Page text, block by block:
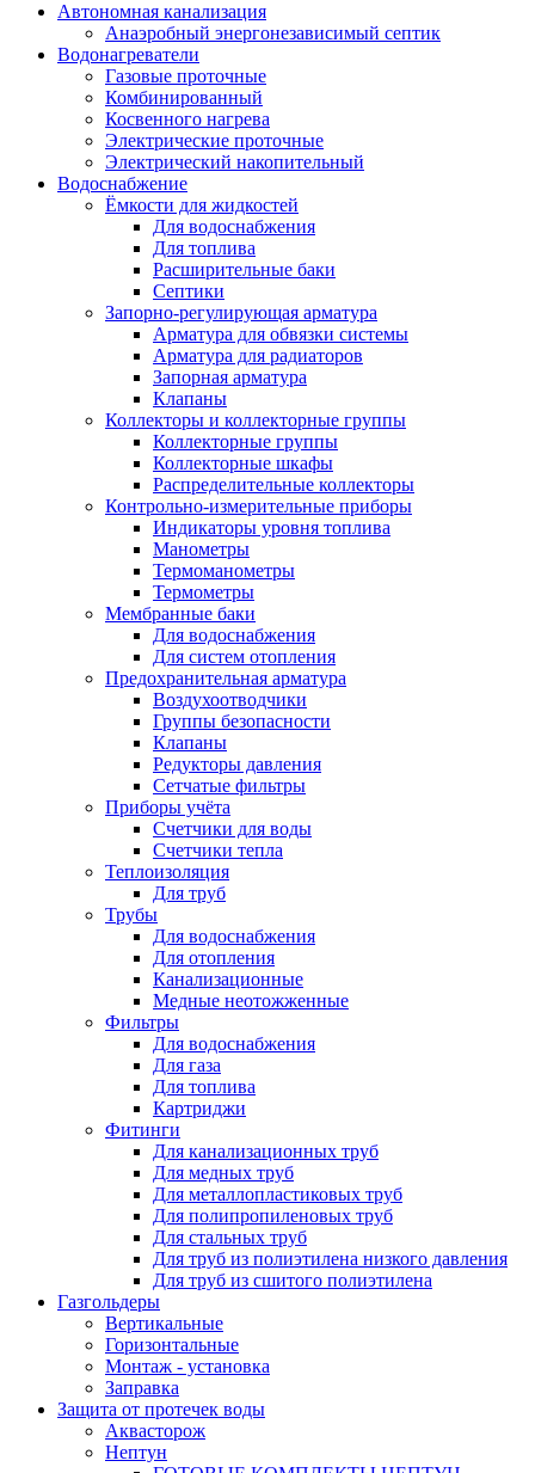
Автономная канализация
Анаэробный энергонезависимый септик
Водонагреватели
Газовые проточные
Комбинированный
Косвенного нагрева
Электрические проточные
Электрический накопительный
Водоснабжение
Ёмкости для жидкостей
Для водоснабжения
Для топлива
Расширительные баки
Септики
Запорно-регулирующая арматура
Арматура для обвязки системы
Арматура для радиаторов
Запорная арматура
Клапаны
Коллекторы и коллекторные группы
Коллекторные группы
Коллекторные шкафы
Распределительные коллекторы
Контрольно-измерительные приборы
Индикаторы уровня топлива
Манометры
Термоманометры
Термометры
Мембранные баки
Для водоснабжения
Для систем отопления
Предохранительная арматура
Воздухоотводчики
Группы безопасности
Клапаны
Редукторы давления
Сетчатые фильтры
Приборы учёта
Счетчики для воды
Счетчики тепла
Теплоизоляция
Для труб
Трубы
Для водоснабжения
Для отопления
Канализационные
Медные неотожженные
Фильтры
Для водоснабжения
Для газа
Для топлива
Картриджи
Фитинги
Для канализационных труб
Для медных труб
Для металлопластиковых труб
Для полипропиленовых труб
Для стальных труб
Для труб из полиэтилена низкого давления
Для труб из сшитого полиэтилена
Газгольдеры
Вертикальные
Горизонтальные
Монтаж - установка
Заправка
Защита от протечек воды
Аквасторож
Нептун